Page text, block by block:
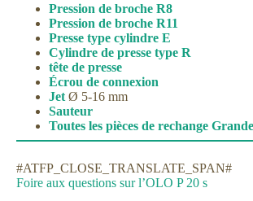
Pression de broche R8
Pression de broche R11
Presse type cylindre E
Cylindre de presse type R
tête de presse
Écrou de connexion
Jet Ø 5-16 mm
Sauteur
Toutes les pièces de rechange
#ATFP_CLOSE_TRANSLATE_SPAN#
Foire aux questions sur l’OLO P 20 s